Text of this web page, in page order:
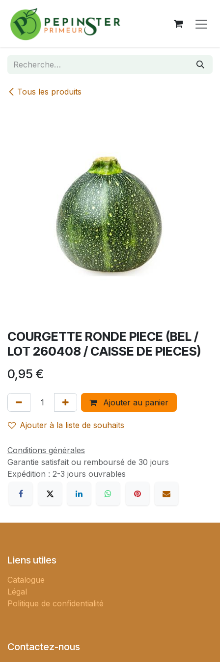
Se rendre au contenu
Tous les produits
COURGETTE RONDE PIECE (BEL /
LOT 260408 / CAISSE DE PIECES)
0,95 €
Ajouter au panier
Ajouter à la liste de souhaits
Conditions générales
Garantie satisfait ou remboursé de 30 jours
Expédition : 2-3 jours ouvrables
Liens utiles
Catalogue
Légal
Politique de confidentialité
Contactez-nous